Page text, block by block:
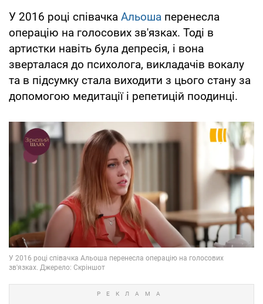
У 2016 році співачка Альоша перенесла
операцію на голосових зв'язках. Тоді в
артистки навіть була депресія, і вона
зверталася до психолога, викладачів вокалу
та в підсумку стала виходити з цього стану за
допомогою медитації і репетицій поодинці.